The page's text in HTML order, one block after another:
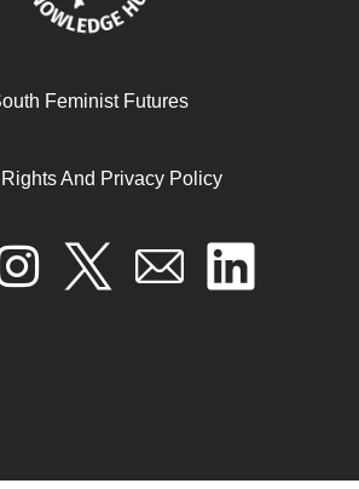
una anticrítica
Feminist Futures
And Privacy Policy